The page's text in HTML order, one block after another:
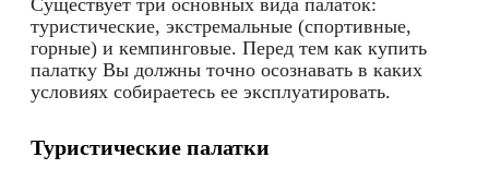
Существует три основных вида палаток:
туристические, экстремальные (спортивные,
горные) и кемпинговые. Перед тем как купить
палатку Вы должны точно осознавать в каких
условиях собираетесь ее эксплуатировать.
Туристические палатки